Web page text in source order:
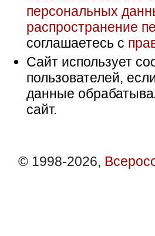
персональных
распространение
соглашаетесь с
Сайт использует
пользователей,
данные
сайт.
© 1998-2026,